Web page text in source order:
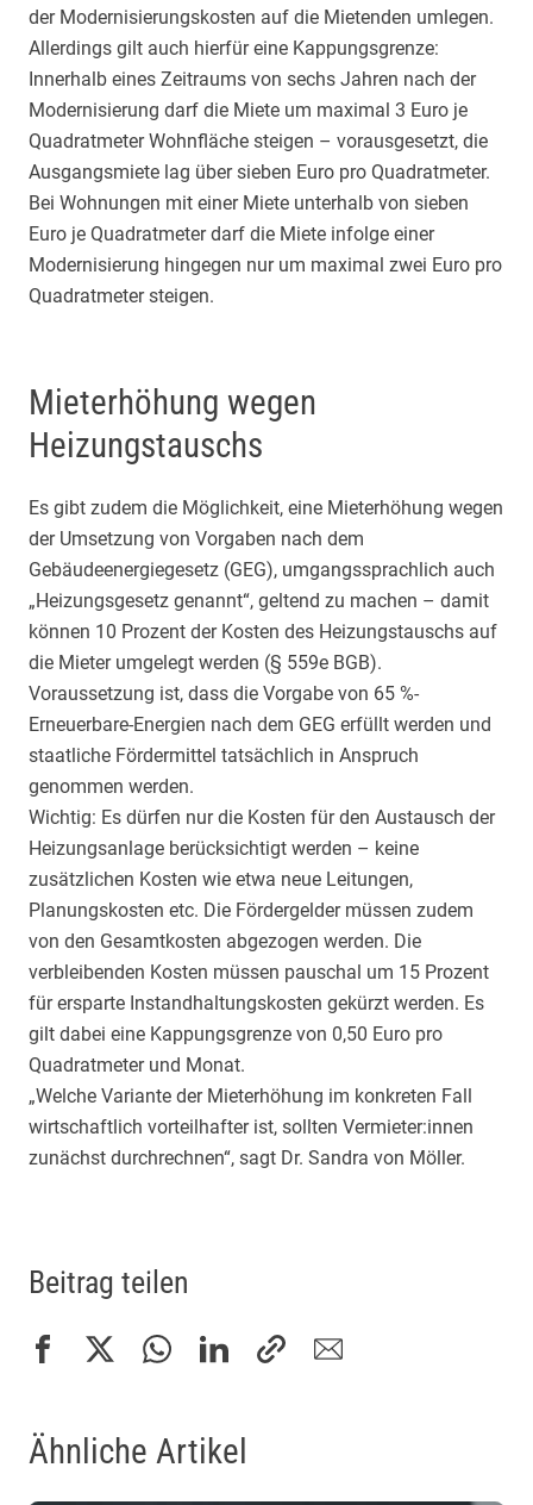
der Modernisierungskosten auf die Mietenden umlegen.
Allerdings gilt auch hierfür eine Kappungsgrenze:
Innerhalb eines Zeitraums von sechs Jahren nach der
Modernisierung darf die Miete um maximal 3 Euro je
Quadratmeter Wohnfläche steigen – vorausgesetzt, die
Ausgangsmiete lag über sieben Euro pro Quadratmeter.
Bei Wohnungen mit einer Miete unterhalb von sieben
Euro je Quadratmeter darf die Miete infolge einer
Modernisierung hingegen nur um maximal zwei Euro pro
Quadratmeter steigen.
Mieterhöhung wegen
Heizungstauschs
Es gibt zudem die Möglichkeit, eine Mieterhöhung wegen
der Umsetzung von Vorgaben nach dem
Gebäudeenergiegesetz (GEG), umgangssprachlich auch
„Heizungsgesetz genannt“, geltend zu machen – damit
können 10 Prozent der Kosten des Heizungstauschs auf
die Mieter umgelegt werden (§ 559e BGB).
Voraussetzung ist, dass die Vorgabe von 65 %-
Erneuerbare-Energien nach dem GEG erfüllt werden und
staatliche Fördermittel tatsächlich in Anspruch
genommen werden.
Wichtig: Es dürfen nur die Kosten für den Austausch der
Heizungsanlage berücksichtigt werden – keine
zusätzlichen Kosten wie etwa neue Leitungen,
Planungskosten etc. Die Fördergelder müssen zudem
von den Gesamtkosten abgezogen werden. Die
verbleibenden Kosten müssen pauschal um 15 Prozent
für ersparte Instandhaltungskosten gekürzt werden. Es
gilt dabei eine Kappungsgrenze von 0,50 Euro pro
Quadratmeter und Monat.
„Welche Variante der Mieterhöhung im konkreten Fall
wirtschaftlich vorteilhafter ist, sollten Vermieter:innen
zunächst durchrechnen“, sagt Dr. Sandra von Möller.
Beitrag teilen
Ähnliche Artikel